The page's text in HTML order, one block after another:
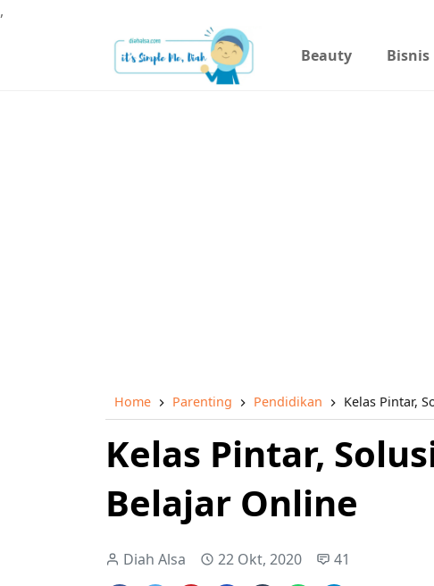
,
Beauty Bisnis
Home Parenting Pendidikan Kelas Pintar,
Kelas Pintar,
Belajar Online
Diah Alsa 22 Okt, 2020 41